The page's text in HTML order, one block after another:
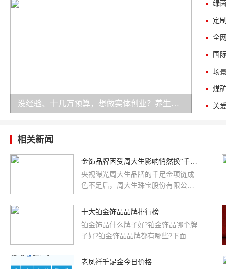
没经验、十几万预算，想做实体创业？养生加盟是务实之选！
相关新闻
金饰品牌因受周大生影响悄然换“千足金”标
央视曝光周大生品牌的千足金项链成
色不足后，周大生珠宝股份有限公司
100%经权威检测机构检验合格...
十大铂金饰品品牌排行榜
铂金饰品什么牌子好?铂金饰品哪个牌
子好?铂金饰品品牌都有哪些?下面就
饰品品牌排行榜。www.chiNA...
老凤祥千足金今日价格